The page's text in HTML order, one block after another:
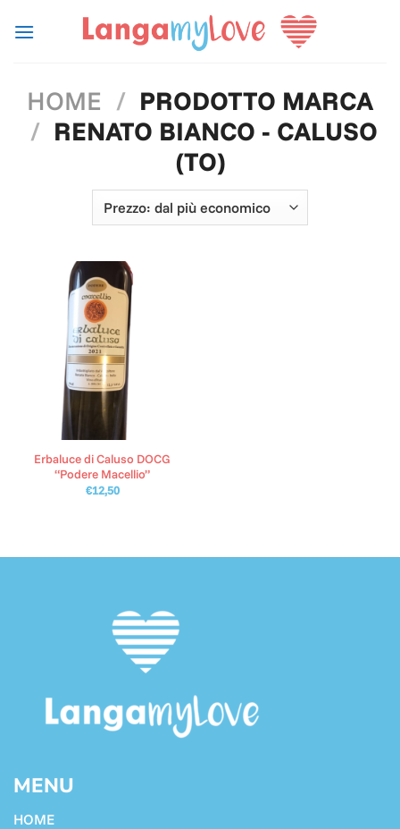
HOME / PRODOTTO MARCA
/ RENATO BIANCO - CALUSO
(TO)
Erbaluce di Caluso DOCG
“Podere Macellio”
€12,50
MENU
HOME